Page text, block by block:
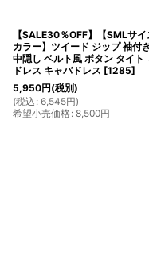
【SALE30％OFF】【SMLサ
カラー】ツイード ジップ 袖付
中隠し ベルト風 ボタン タイト
ドレス キャバドレス [1285]
5,950円(税別)
(税込 : 6,545円)
希望小売価格: 8,500円